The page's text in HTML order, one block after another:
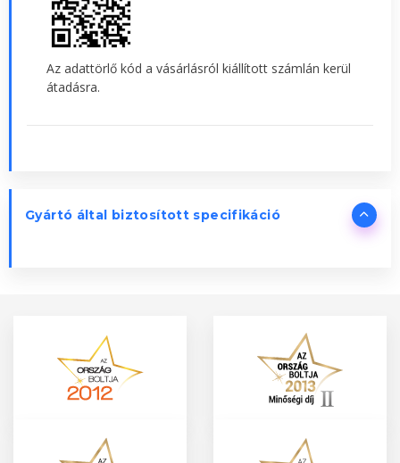
Az adattörlő kód a vásárlásról kiállított számlán kerül
átadásra.
Gyártó által biztosított specifikáció